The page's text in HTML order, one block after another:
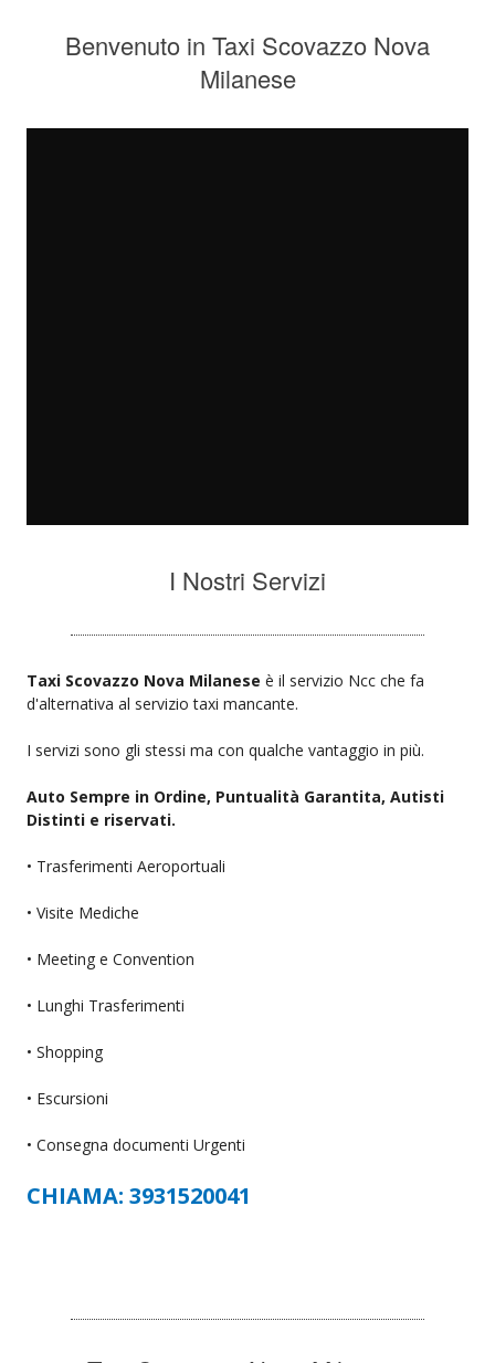
Benvenuto in Taxi Scovazzo Nova
Milanese
I Nostri Servizi
Taxi Scovazzo Nova Milanese è il servizio Ncc che fa
d'alternativa al servizio taxi mancante.
I servizi sono gli stessi ma con qualche vantaggio in più.
Auto Sempre in Ordine, Puntualità Garantita, Autisti
Distinti e riservati.
• Trasferimenti Aeroportuali
• Visite Mediche
• Meeting e Convention
• Lunghi Trasferimenti
• Shopping
• Escursioni
• Consegna documenti Urgenti
CHIAMA: 3931520041